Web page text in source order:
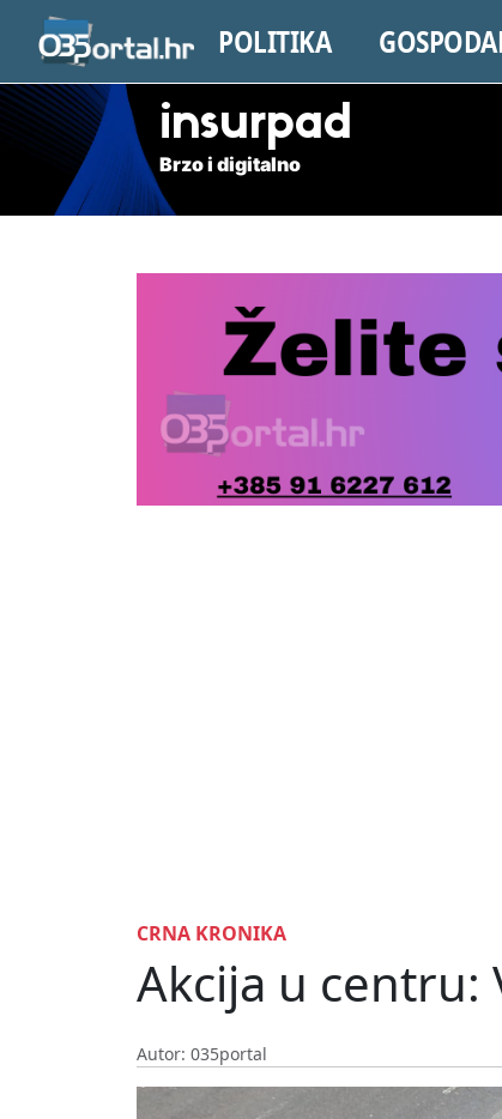
POLITIKA
insurpad
Brzo i digitalno
CRNA KRONIKA
Akcija u centru:
Autor: 035portal